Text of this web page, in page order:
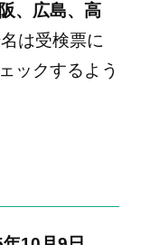
、広島、高
は受検票に
ックするよう